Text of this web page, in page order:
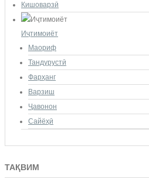
Кишоварзӣ
Иҷтимоиёт
Маориф
Тандурустӣ
Фарҳанг
Варзиш
Ҷавонон
Сайёҳӣ
ТАҚВИМ